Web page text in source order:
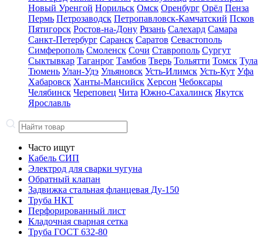
Новый Уренгой Норильск Омск Оренбург Орёл Пенза
Пермь Петрозаводск Петропавловск-Камчатский Псков
Пятигорск Ростов-на-Дону Рязань Салехард Самара
Санкт-Петербург Саранск Саратов Севастополь
Симферополь Смоленск Сочи Ставрополь Сургут
Сыктывкар Таганрог Тамбов Тверь Тольятти Томск Тула
Тюмень Улан-Удэ Ульяновск Усть-Илимск Усть-Кут Уфа
Хабаровск Ханты-Мансийск Херсон Чебоксары
Челябинск Череповец Чита Южно-Сахалинск Якутск
Ярославль
Часто ищут
Кабель СИП
Электрод для сварки чугуна
Обратный клапан
Задвижка стальная фланцевая Ду-150
Труба НКТ
Перфорированный лист
Кладочная сварная сетка
Труба ГОСТ 632-80